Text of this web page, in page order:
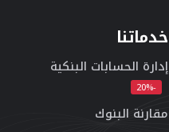
خدماتنا
إدارة الحسابات البنكية
-20%
مقارنة البنوك